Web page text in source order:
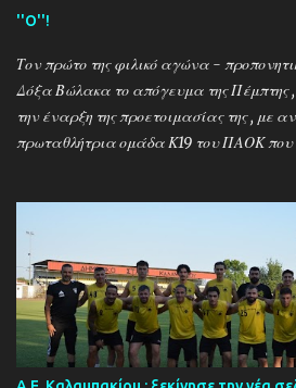
''Ο''!
Τον πρώτο της φιλικό αγώνα -
Δόξα Βώλακα το απόγευμα της Πέμπτης
την έναρξη της προετοιμασίας της , με
πρωταθλήτρια ομάδα Κ19 του ΠΑΟΚ που
έχουν ως νέο προπονητή τον Μαροκινό
της Νάπολι Ομάρ Ελ Καντουρί! Η
αφού ολοκλήρωσε το πρώτο μέρος των
μετακόμισε στη Δράμα όπου θα
Στο διάστημα της παραμονής της στον
τα πρώτα της φιλικά παιχνίδια